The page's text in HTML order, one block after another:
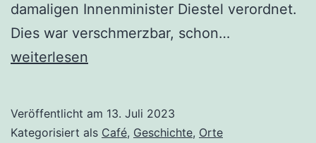
damaligen Innenminister Diestel verordnet.
Dies war verschmerzbar, schon…
weiterlesen
Veröffentlicht am 13. Juli 2023
Kategorisiert als Café, Geschichte, Orte